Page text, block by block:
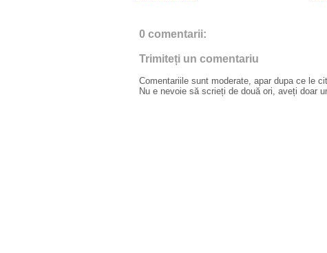
0 comentarii:
Trimiteți un comentariu
Comentariile sunt moderate, apar dupa ce le
Nu e nevoie să scrieți de două ori, aveți doar